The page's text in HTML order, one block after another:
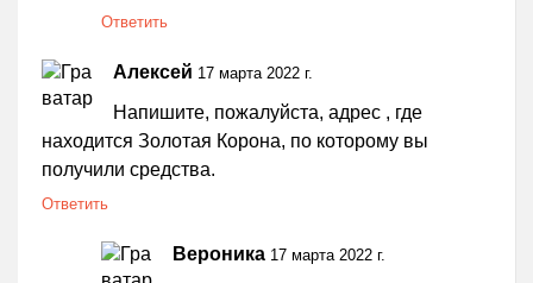
Ответить
Алексей 17 марта 2022 г.
Напишите, пожалуйста, адрес , где
находится Золотая Корона, по которому вы
получили средства.
Ответить
Вероника 17 марта 2022 г.